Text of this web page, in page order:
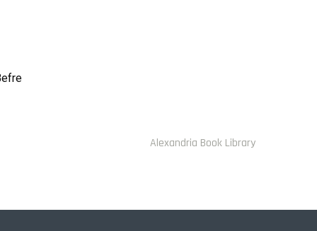
Alexandria Book Library